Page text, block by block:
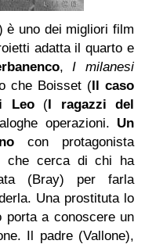
è uno dei migliori film
adatta il quarto e
,I milanesi
che Boisset (Il caso
Leo(I ragazzi del
operazioni. Un
con protagonista
che cerca di chi ha
(Bray) per farla
Una prostituta lo
porta a conoscere un
Il padre (Vallone),